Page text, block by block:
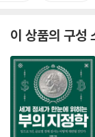
이 상품의 구성